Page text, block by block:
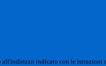
all'indirizzo indicato con le istruzioni